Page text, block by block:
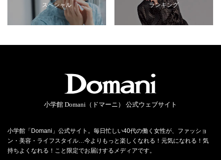
スペシャル ランキング
小学館 Domani（ドマーニ） 公式ウェブサイト
小学館「Domani」公式サイト。毎日忙しい40代の働く女性が、ファッショ
ン・美容・ライフスタイル…今よりもっと楽しくなれる！元気になれる！気
持ちよくなれる！こと限定でお届けするメディアです。